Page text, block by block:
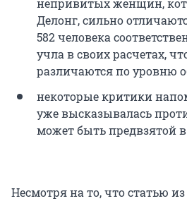
непривитых женщин,
Делонг, сильно
582 человека
учла в своих расчетах,
различаются по уровню
некоторые критики
уже высказывалась
может быть предвзятой
Несмотря на то, что статью